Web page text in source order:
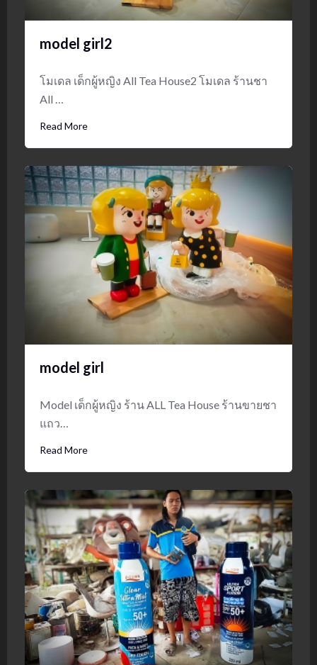
model girl2
โมเดล เด็กผู้หญิง All Tea House2 โมเดล ร้านชา
All …
Read More
model girl
Model เด็กผู้หญิง ร้าน ALL Tea House ร้านขายชา
แถว…
Read More